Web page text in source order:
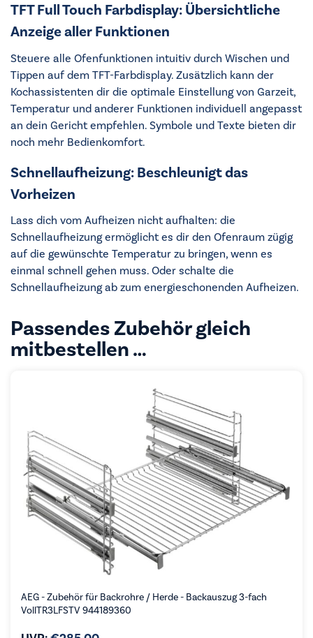
TFT Full Touch Farbdisplay: Übersichtliche
Anzeige aller Funktionen
Steuere alle Ofenfunktionen intuitiv durch Wischen und
Tippen auf dem TFT-Farbdisplay. Zusätzlich kann der
Kochassistenten dir die optimale Einstellung von Garzeit,
Temperatur und anderer Funktionen individuell angepasst
an dein Gericht empfehlen. Symbole und Texte bieten dir
noch mehr Bedienkomfort.
Schnellaufheizung: Beschleunigt das
Vorheizen
Lass dich vom Aufheizen nicht aufhalten: die
Schnellaufheizung ermöglicht es dir den Ofenraum zügig
auf die gewünschte Temperatur zu bringen, wenn es
einmal schnell gehen muss. Oder schalte die
Schnellaufheizung ab zum energieschonenden Aufheizen.
Passendes Zubehör gleich
mitbestellen …
AEG - Zubehör für Backrohre / Herde - Backauszug 3-fach
VollTR3LFSTV 944189360